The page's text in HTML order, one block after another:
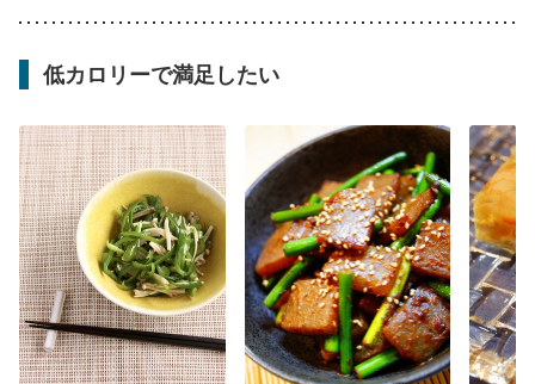
低カロリーで満足したい